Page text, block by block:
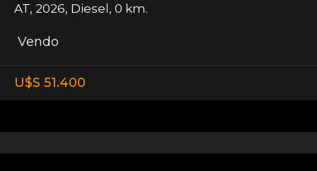
AT, 2026, Diesel, 0 km.
Vendo
U$S 51.400